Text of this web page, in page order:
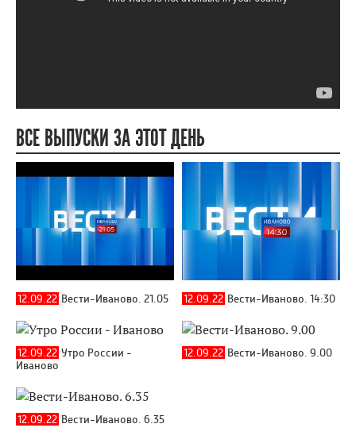
ВСЕ ВЫПУСКИ ЗА ЭТОТ ДЕНЬ
12.09.22 Вести-Иваново. 21.05 12.09.22 Вести-Иваново. 14:30
12.09.22 Утро России -
Иваново
12.09.22 Вести-Иваново. 9.00
12.09.22 Вести-Иваново. 6.35